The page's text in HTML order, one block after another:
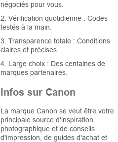
négociés pour vous.
2. Vérification quotidienne : Codes
testés à la main.
3. Transparence totale : Conditions
claires et précises.
4. Large choix : Des centaines de
marques partenaires.
Infos sur Canon
La marque Canon se veut être votre
principale source d'inspiration
photographique et de conseils
d'impression, de guides d'achat et